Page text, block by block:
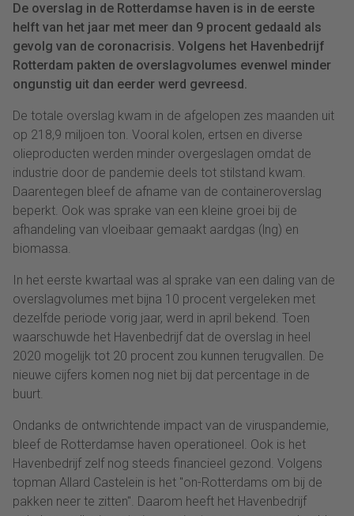
De overslag in de Rotterdamse haven is in de eerste
helft van het jaar met meer dan 9 procent gedaald als
gevolg van de coronacrisis. Volgens het Havenbedrijf
Rotterdam pakten de overslagvolumes evenwel minder
ongunstig uit dan eerder werd gevreesd.
De totale overslag kwam in de afgelopen zes maanden uit
op 218,9 miljoen ton. Vooral kolen, ertsen en diverse
olieproducten werden minder overgeslagen omdat de
industrie door de pandemie deels tot stilstand kwam.
Daarentegen bleef de afname van de containeroverslag
beperkt. Ook was sprake van een kleine groei bij de
afhandeling van vloeibaar gemaakt aardgas (lng) en
biomassa.
In het eerste kwartaal was al sprake van een daling van de
overslagvolumes met bijna 10 procent vergeleken met
dezelfde periode vorig jaar, werd in april bekend. Toen
waarschuwde het Havenbedrijf dat de overslag in heel
2020 mogelijk tot 20 procent zou kunnen terugvallen. De
nieuwe cijfers komen nog niet bij dat percentage in de
buurt.
Ondanks de ontwrichtende impact van de viruspandemie,
bleef de Rotterdamse haven operationeel. Ook is het
Havenbedrijf zelf nog steeds financieel gezond. Volgens
topman Allard Castelein is het "on-Rotterdams om bij de
pakken neer te zitten". Daarom heeft het Havenbedrijf